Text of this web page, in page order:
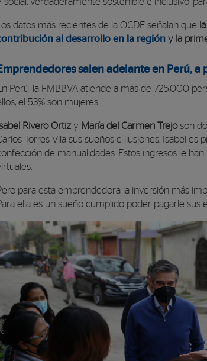
Los datos más recientes de la OCDE señalan que
al desarrollo en la región y la
salen adelante en Perú, a
Perú, la FMBBVA atiende a más de 725.000
el 53% son mujeres.
Rivero Ortiz y María del Carmen Trejoson
Torres Vila sus sueños e ilusiones. Isabel
de manualidades. Estos ingresos le
para esta emprendedora la inversión más
ella es un sueño cumplido poder pagarle sus